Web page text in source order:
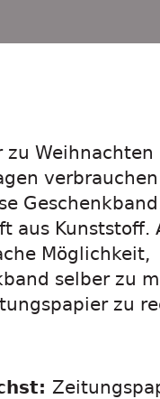
zu Weihnachten
aus Kunststoff.
Möglichkeit,
selber zu
zu